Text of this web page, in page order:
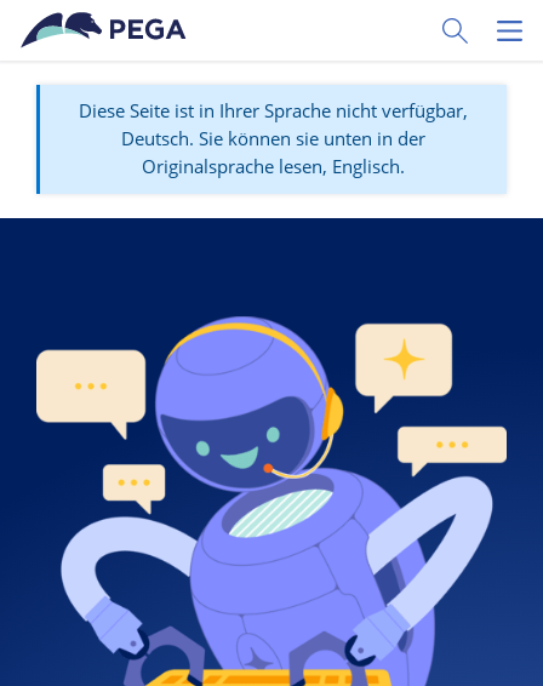
Zum Hauptinhalt wechseln
Toggle
Diese Seite ist in Ihrer Sprache nicht verfügbar,
Deutsch. Sie können sie unten in der
Originalsprache lesen, Englisch.